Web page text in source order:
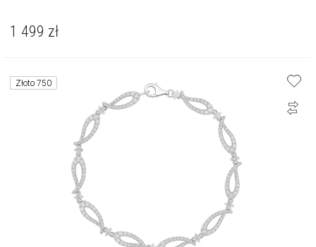
1 499 zł
Złoto 750